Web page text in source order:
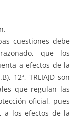
cuestiones debe
que los
a efectos de la
12ª, TRLIAJD son
que regulan las
oficial, pues
a los efectos de la